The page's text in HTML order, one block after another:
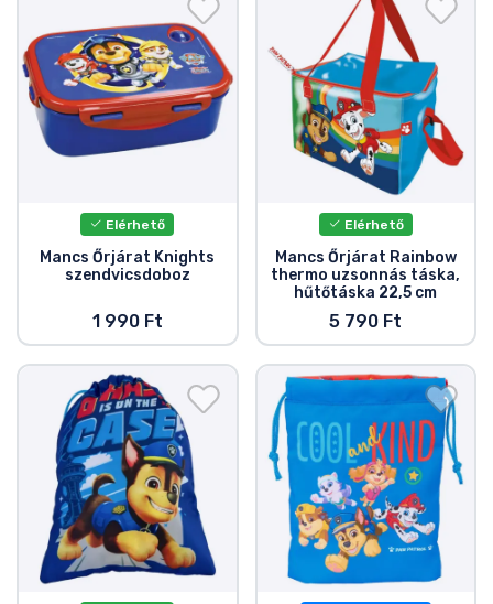
Elérhető
Mancs Őrjárat Knights
szendvicsdoboz
1 990 Ft
Elérhető
Mancs Őrjárat Rainbow
thermo uzsonnás táska,
hűtőtáska 22,5 cm
5 790 Ft